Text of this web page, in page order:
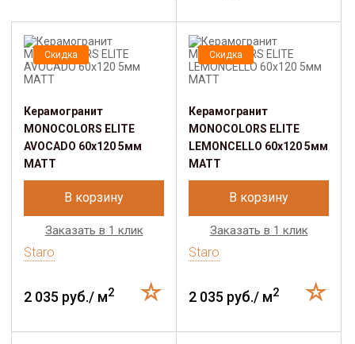
Скидка
Керамогранит
MONOCOLORS ELITE
AVOCADO 60х120 5мм
MATT
В корзину
Заказать в 1 клик
Staro
2 035 руб./ м2
Скидка
Керамогранит
MONOCOLORS ELITE
LEMONCELLO 60х120 5мм
MATT
В корзину
Заказать в 1 клик
Staro
2 035 руб./ м2